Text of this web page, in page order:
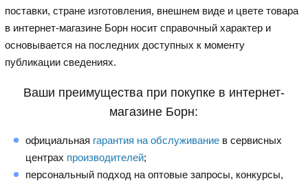
поставки, стране изготовления, внешнем виде и цвете товара
в интернет-магазине Борн носит справочный характер и
основывается на последних доступных к моменту
публикации сведениях.
Ваши преимущества при покупке в интернет-
магазине Борн:
официальная гарантия на обслуживание в сервисных
центрах производителей;
персональный подход на оптовые запросы, конкурсы,